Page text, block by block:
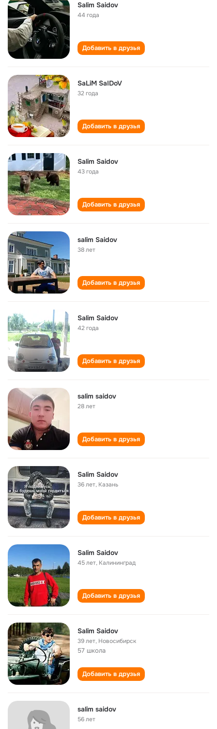
Salim Saidov
44 года
Добавить в друзья
SaLiM SaIDoV
32 года
Добавить в друзья
Salim Saidov
43 года
Добавить в друзья
salim Saidov
38 лет
Добавить в друзья
Salim Saidov
42 года
Добавить в друзья
salim saidov
28 лет
Добавить в друзья
Salim Saidov
36 лет, Казань
Добавить в друзья
Salim Saidov
45 лет, Калининград
Добавить в друзья
Salim Saidov
39 лет, Новосибирск
57 школа
Добавить в друзья
salim saidov
56 лет